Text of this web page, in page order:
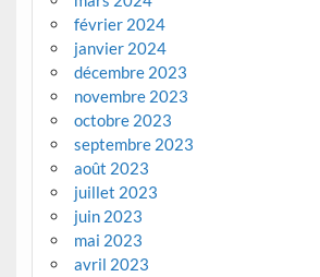
février 2024
janvier 2024
décembre 2023
novembre 2023
octobre 2023
septembre 2023
août 2023
juillet 2023
juin 2023
mai 2023
avril 2023